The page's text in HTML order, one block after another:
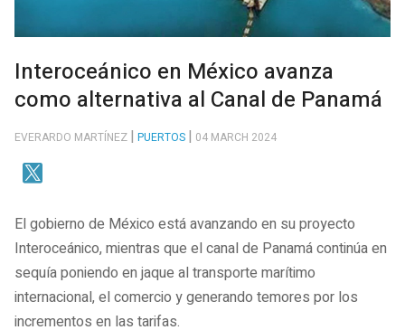
Interoceánico en México avanza
como alternativa al Canal de Panamá
EVERARDO MARTÍNEZ PUERTOS 04 MARCH 2024
El gobierno de México está avanzando en su proyecto
Interoceánico, mientras que el canal de Panamá continúa en
sequía poniendo en jaque al transporte marítimo
internacional, el comercio y generando temores por los
incrementos en las tarifas.